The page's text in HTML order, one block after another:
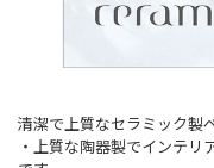
清潔で上質なセラミック製
・上質な陶器製でインテ